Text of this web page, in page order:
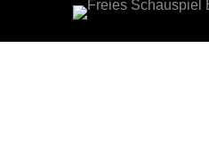
Primary
Skip